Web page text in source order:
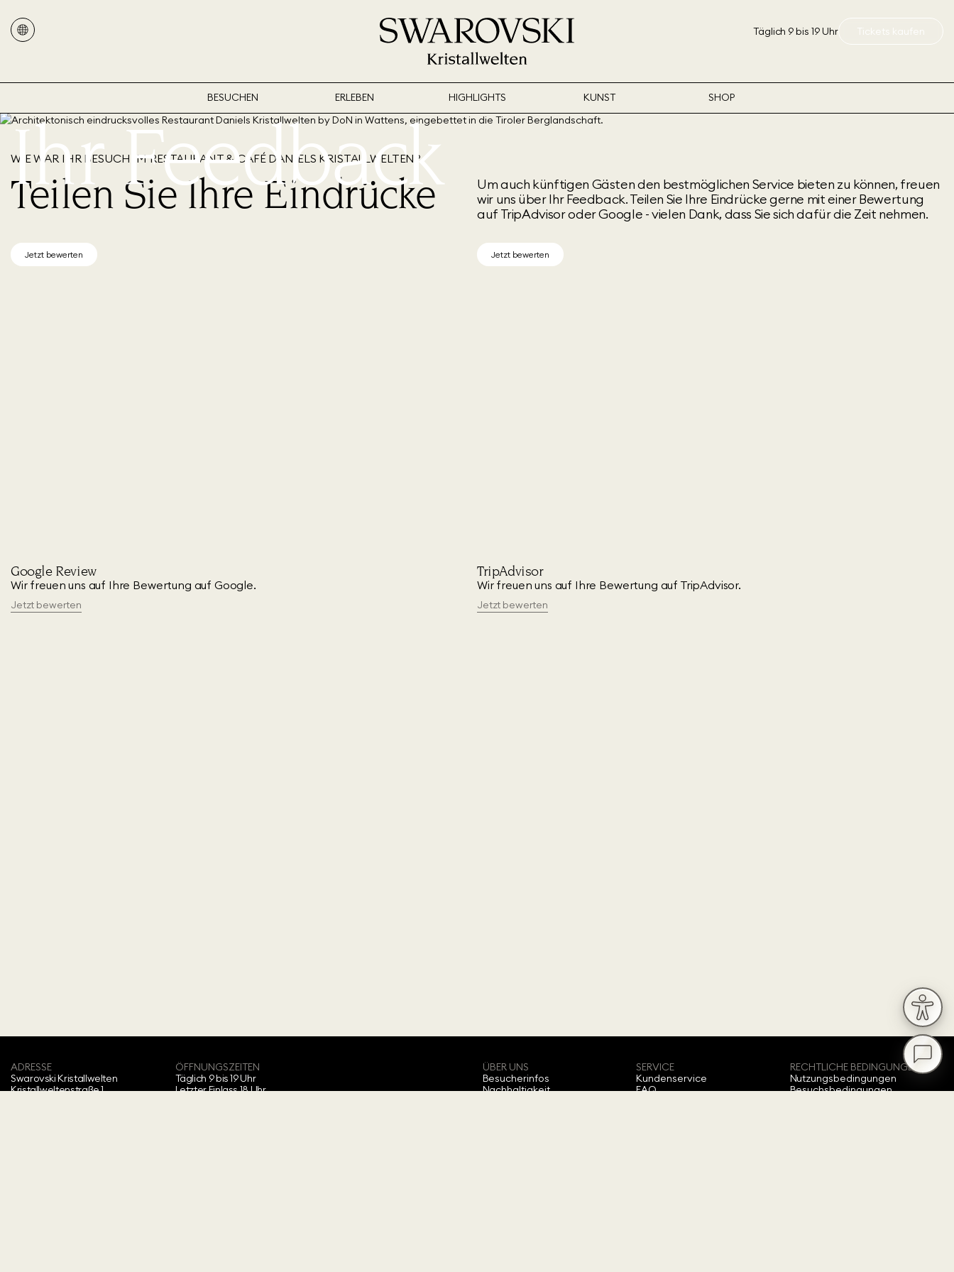
Täglich 9 bis 19 Uhr Tickets kaufen
BESUCHEN ERLEBEN HIGHLIGHTS KUNST SHOP
Ihr Feedback
WIE WAR IHR BESUCH IM RESTAURANT & CAFÉ DANIELS KRISTALLWELTEN?
Teilen Sie Ihre Eindrücke
Um auch künftigen Gästen den bestmöglichen Service bieten zu können, freuen
wir uns über Ihr Feedback. Teilen Sie Ihre Eindrücke gerne mit einer Bewertung
auf TripAdvisor oder Google - vielen Dank, dass Sie sich dafür die Zeit nehmen.
Jetzt bewerten
Google Review
Wir freuen uns auf Ihre Bewertung auf Google.
Jetzt bewerten
Jetzt bewerten
TripAdvisor
Wir freuen uns auf Ihre Bewertung auf TripAdvisor.
Jetzt bewerten
ADRESSE
Swarovski Kristallwelten‍
Kristallweltenstraße 1
ÖFFNUNGSZEITEN
Täglich 9 bis 19 Uhr
Letzter Einlass 18 Uhr
ÜBER UNS
Besucherinfos
Nachhaltigkeit
SERVICE
Kundenservice
FAQ
RECHTLICHE BEDINGUNGEN
Nutzungsbedingungen
Besuchsbedingungen